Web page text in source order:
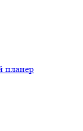
планер